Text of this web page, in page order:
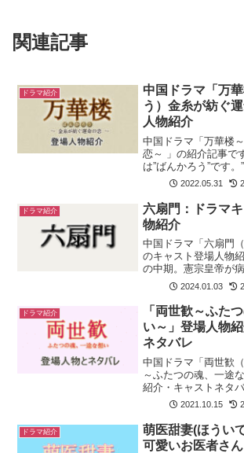
関連記事
ドラマ紹介
中国ドラマ「万
う）金糸が紡ぐ
人物紹介
中国ドラマ「万華楼
恋～ 」の紹介記事で
は”ばんかろう”です。
りません。８世紀末
世。唐が安史の乱の
ち直っていたころ。
地点にある銀城と...
2022.05.31
ドラマ紹介
六扇門：ドラマ
物紹介
中国ドラマ「六扇門
のキャスト登場人物
の中期。憲宗皇帝が
継者を誰にするかで
斉王の派閥が対立し
中、街では殺人事件
六扇門に事件解決の
2024.01.03
ドラマ紹介
「両世歓～ふた
い～」登場人物
ネタバレ
中国ドラマ「両世歓
～ふたつの魂、一途
紹介・キャストネタ
を失い２つの人生「
ン風眠晩に「王女未
を演じた、チェン・
見守り続ける男・景...
2021.10.15
ドラマ紹介
萌医甜妻(ほうい
可愛いお医者さ